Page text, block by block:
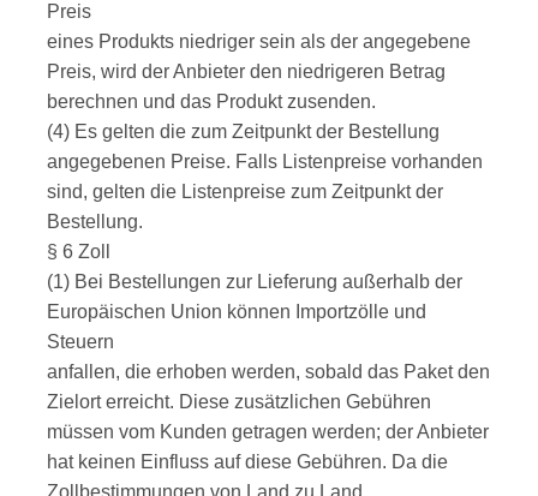
Preis
eines Produkts niedriger sein als der angegebene
Preis, wird der Anbieter den niedrigeren Betrag
berechnen und das Produkt zusenden.
(4) Es gelten die zum Zeitpunkt der Bestellung
angegebenen Preise. Falls Listenpreise vorhanden
sind, gelten die Listenpreise zum Zeitpunkt der
Bestellung.
§ 6 Zoll
(1) Bei Bestellungen zur Lieferung außerhalb der
Europäischen Union können Importzölle und
Steuern
anfallen, die erhoben werden, sobald das Paket den
Zielort erreicht. Diese zusätzlichen Gebühren
müssen vom Kunden getragen werden; der Anbieter
hat keinen Einfluss auf diese Gebühren. Da die